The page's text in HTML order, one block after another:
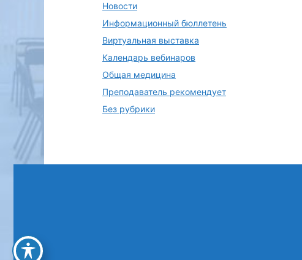
Новости
Информационный бюллетень
Виртуальная выставка
Календарь вебинаров
Общая медицина
Преподаватель рекомендует
Без рубрики